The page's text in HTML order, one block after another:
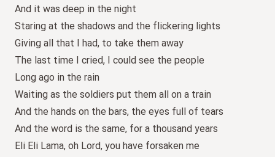
And it was deep in the night
Staring at the shadows and the flickering lights
Giving all that I had, to take them away
The last time I cried, I could see the people
Long ago in the rain
Waiting as the soldiers put them all on a train
And the hands on the bars, the eyes full of tears
And the word is the same, for a thousand years
Eli Eli Lama, oh Lord, you have forsaken me